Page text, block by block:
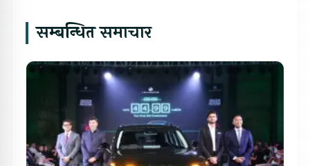
सम्बन्धित समाचार